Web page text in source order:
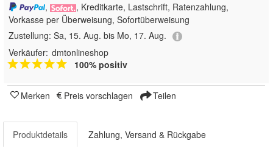
,
, Kreditkarte, Lastschrift, Ratenzahlung,
Vorkasse per Überweisung, Sofortüberweisung
Zustellung: Sa, 15. Aug. bis Mo, 17. Aug.
Verkäufer: dmtonlineshop
100% positiv
Merken Preis vorschlagen Teilen
Produktdetails Zahlung, Versand & Rückgabe